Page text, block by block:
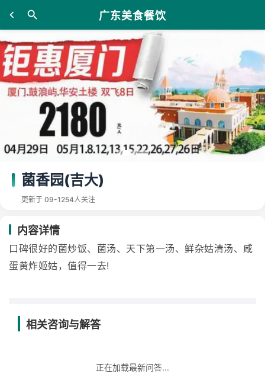
广东美食餐饮
菌香园(吉大)
更新于 09-1254人关注
内容详情
口碑很好的菌炒饭、菌汤、天下第一汤、鲜杂姑清汤、咸
蛋黄炸姬姑，值得一去!
相关咨询与解答
正在加载最新问答...